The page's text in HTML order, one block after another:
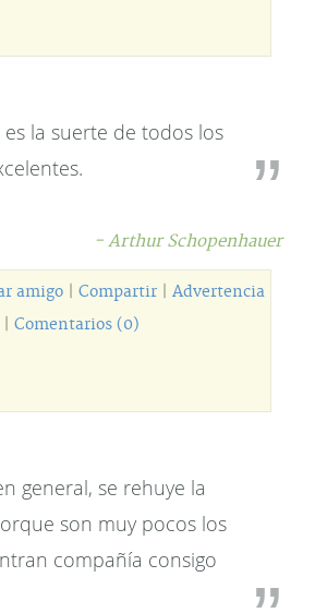
es la suerte de todos los
- Arthur Schopenhauer
amigo| Compartir| Advertencia
Comentarios (0)
general, se rehuye la
son muy pocos los
compañía consigo